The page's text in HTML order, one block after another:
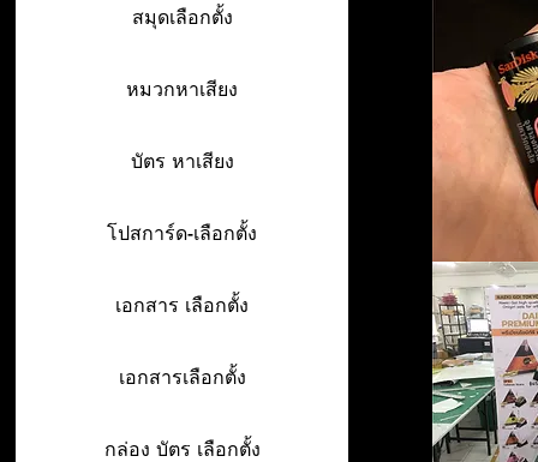
สมุดเลือกตั้ง
หมวกหาเสียง
บัตร หาเสียง
โปสการ์ด-เลือกตั้ง
เอกสาร เลือกตั้ง
เอกสารเลือกตั้ง
กล่อง บัตร เลือกตั้ง